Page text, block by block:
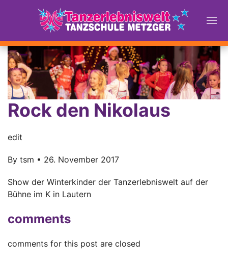
Rock den Nikolaus
edit
By tsm • 26. November 2017
Show der Winterkinder der Tanzerlebniswelt auf der
Bühne im K in Lautern
comments
comments for this post are closed